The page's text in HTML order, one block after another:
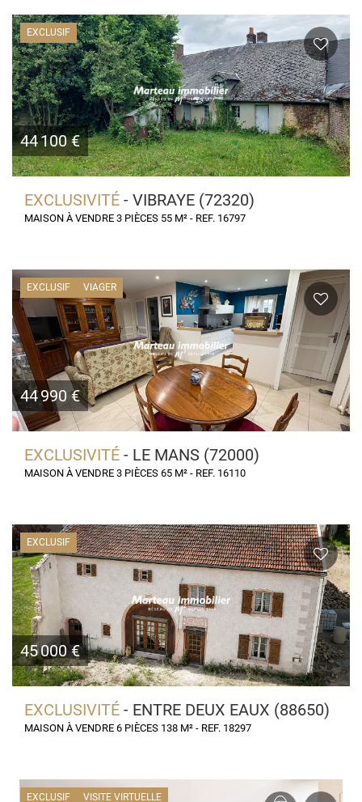
EXCLUSIF
44 100 €
EXCLUSIVITÉ - VIBRAYE (72320)
MAISON À VENDRE 3 PIÈCES 55 M² - REF. 16797
EXCLUSIF VIAGER
44 990 €
EXCLUSIVITÉ - LE MANS (72000)
MAISON À VENDRE 3 PIÈCES 65 M² - REF. 16110
EXCLUSIF
45 000 €
EXCLUSIVITÉ - ENTRE DEUX EAUX (88650)
MAISON À VENDRE 6 PIÈCES 138 M² - REF. 18297
EXCLUSIF VISITE VIRTUELLE